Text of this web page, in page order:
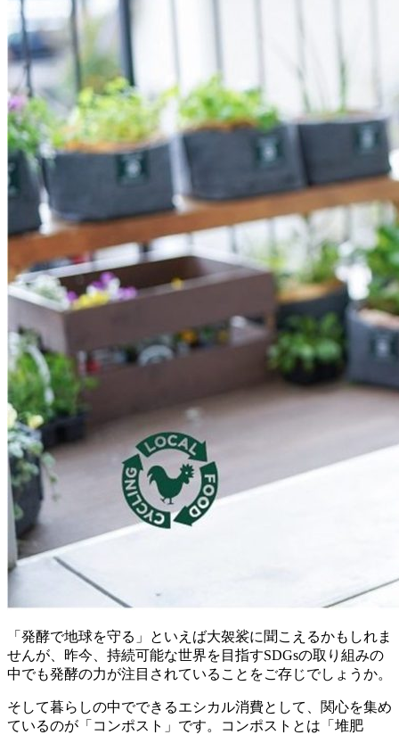
「発酵で地球を守る」といえば大袈裟に聞こえるかもしれま
せんが、昨今、持続可能な世界を目指すSDGsの取り組みの
中でも発酵の力が注目されていることをご存じでしょうか。
そして暮らしの中でできるエシカル消費として、関心を集め
ているのが「コンポスト」です。コンポストとは「堆肥